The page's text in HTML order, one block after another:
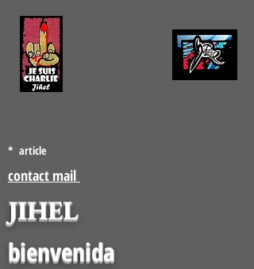
* article
contact mail
JIHEL
bienvenida